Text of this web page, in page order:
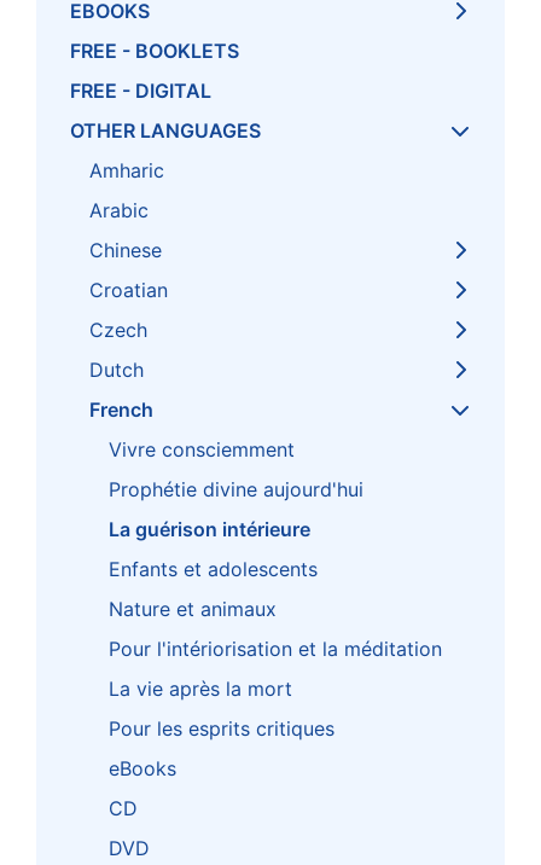
EBOOKS
FREE - BOOKLETS
FREE - DIGITAL
OTHER LANGUAGES
Amharic
Arabic
Chinese
Croatian
Czech
Dutch
French
Vivre consciemment
Prophétie divine aujourd'hui
La guérison intérieure
Enfants et adolescents
Nature et animaux
Pour l'intériorisation et la méditation
La vie après la mort
Pour les esprits critiques
eBooks
CD
DVD